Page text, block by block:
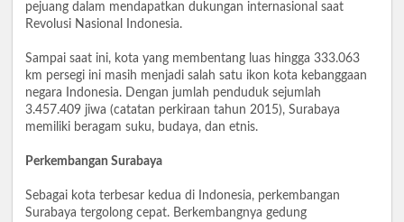
pejuang dalam mendapatkan dukungan internasional saat
Revolusi Nasional Indonesia.
Sampai saat ini, kota yang membentang luas hingga 333.063
km persegi ini masih menjadi salah satu ikon kota kebanggaan
negara Indonesia. Dengan jumlah penduduk sejumlah
3.457.409 jiwa (catatan perkiraan tahun 2015), Surabaya
memiliki beragam suku, budaya, dan etnis.
Perkembangan Surabaya
Sebagai kota terbesar kedua di Indonesia, perkembangan
Surabaya tergolong cepat. Berkembangnya gedung